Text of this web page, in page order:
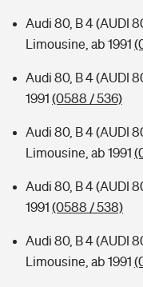
Audi 80, B 4 (AUDI
Limousine, ab 1991
Audi 80, B 4 (AUDI
1991 (0588 / 536)
Audi 80, B 4 (AUDI
Limousine, ab 1991
Audi 80, B 4 (AUDI
1991 (0588 / 538)
Audi 80, B 4 (AUDI
Limousine, ab 1991